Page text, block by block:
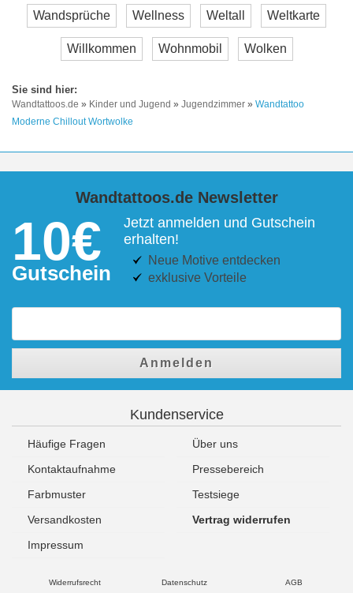
Wandsprüche Wellness Weltall Weltkarte
Willkommen Wohnmobil Wolken
Wandtattoos.de » Kinder und Jugend » Jugendzimmer » Wandtattoo
Moderne Chillout Wortwolke
Wandtattoos.de Newsletter
10€
Gutschein
Jetzt anmelden und Gutschein
erhalten!
Neue Motive entdecken
exklusive Vorteile
Anmelden
Kundenservice
Häufige Fragen
Über uns
Kontaktaufnahme
Pressebereich
Farbmuster
Testsiege
Versandkosten
Vertrag widerrufen
Impressum
Widerrufsrecht Datenschutz AGB